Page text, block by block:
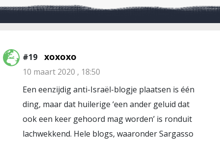
#19 xoxoxo
10 maart 2020 , 18:50
Een eenzijdig anti-Israël-blogje plaatsen is één
ding, maar dat huilerige ‘een ander geluid dat
ook een keer gehoord mag worden’ is ronduit
lachwekkend. Hele blogs, waaronder Sargasso